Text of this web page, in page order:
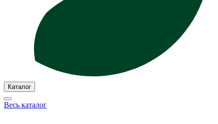
Каталог
Весь каталог